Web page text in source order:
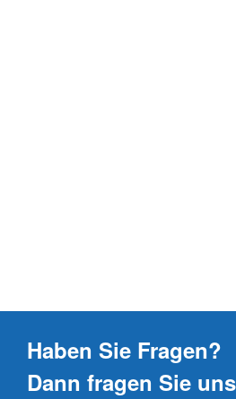
Haben Sie Fragen?
Dann fragen Sie uns